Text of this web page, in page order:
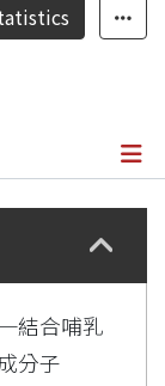
結合哺乳
分子